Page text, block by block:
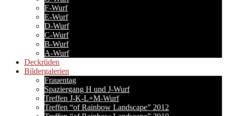
F-Wurf
E-Wurf
D-Wurf
C-Wurf
B-Wurf
A-Wurf
Deckrüden
Bildergalerien
Frauentag
Spaziergang H und J-Wurf
Treffen J-K-L+M-Wurf
Treffen “of Rainbow Landscape” 2012